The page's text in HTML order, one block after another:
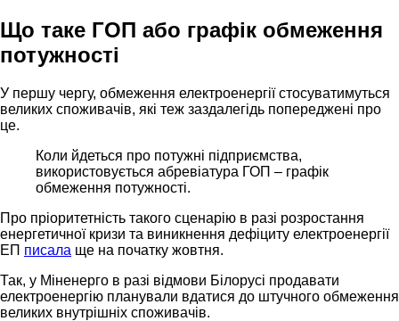
Що таке ГОП або графік обмеження
потужності
У першу чергу, обмеження електроенергії стосуватимуться
великих споживачів, які теж заздалегідь попереджені про
це.
Коли йдеться про потужні підприємства,
використовується абревіатура ГОП – графік
обмеження потужності.
Про пріоритетність такого сценарію в разі розростання
енергетичної кризи та виникнення дефіциту електроенергії
ЕП писала ще на початку жовтня.
Так, у Міненерго в разі відмови Білорусі продавати
електроенергію планували вдатися до штучного обмеження
великих внутрішніх споживачів.